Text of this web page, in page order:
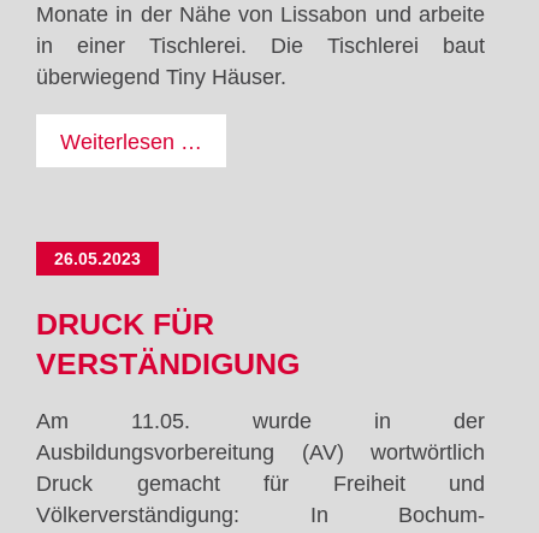
Monate in der Nähe von Lissabon und arbeite
in einer Tischlerei. Die Tischlerei baut
überwiegend Tiny Häuser.
Weiterlesen …
Als
Nähe
von
26.05.2023
DRUCK FÜR
VERSTÄNDIGUNG
Am 11.05. wurde in der
Ausbildungsvorbereitung (AV) wortwörtlich
Druck gemacht für Freiheit und
Völkerverständigung: In Bochum-